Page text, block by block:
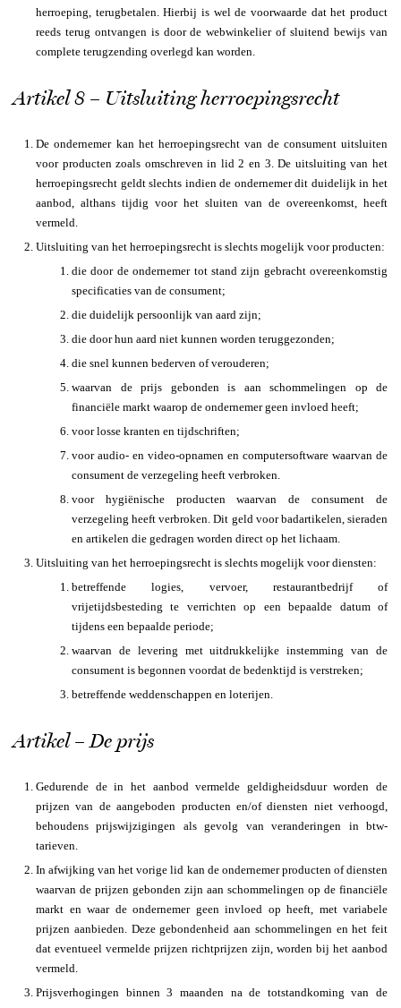
herroeping, terugbetalen. Hierbij is wel de voorwaarde dat het product
reeds terug ontvangen is door de webwinkelier of sluitend bewijs van
complete terugzending overlegd kan worden.
Artikel 8 – Uitsluiting herroepingsrecht
De ondernemer kan het herroepingsrecht van de consument uitsluiten
voor producten zoals omschreven in lid 2 en 3. De uitsluiting van het
herroepingsrecht geldt slechts indien de ondernemer dit duidelijk in het
aanbod, althans tijdig voor het sluiten van de overeenkomst, heeft
vermeld.
Uitsluiting van het herroepingsrecht is slechts mogelijk voor producten:
die door de ondernemer tot stand zijn gebracht overeenkomstig
specificaties van de consument;
die duidelijk persoonlijk van aard zijn;
die door hun aard niet kunnen worden teruggezonden;
die snel kunnen bederven of verouderen;
waarvan de prijs gebonden is aan schommelingen op de
financiële markt waarop de ondernemer geen invloed heeft;
voor losse kranten en tijdschriften;
voor audio- en video-opnamen en computersoftware waarvan de
consument de verzegeling heeft verbroken.
voor hygiënische producten waarvan de consument de
verzegeling heeft verbroken. Dit geld voor badartikelen, sieraden
en artikelen die gedragen worden direct op het lichaam.
Uitsluiting van het herroepingsrecht is slechts mogelijk voor diensten:
betreffende logies, vervoer, restaurantbedrijf of
vrijetijdsbesteding te verrichten op een bepaalde datum of
tijdens een bepaalde periode;
waarvan de levering met uitdrukkelijke instemming van de
consument is begonnen voordat de bedenktijd is verstreken;
betreffende weddenschappen en loterijen.
Artikel – De prijs
Gedurende de in het aanbod vermelde geldigheidsduur worden de
prijzen van de aangeboden producten en/of diensten niet verhoogd,
behoudens prijswijzigingen als gevolg van veranderingen in btw-
tarieven.
In afwijking van het vorige lid kan de ondernemer producten of diensten
waarvan de prijzen gebonden zijn aan schommelingen op de financiële
markt en waar de ondernemer geen invloed op heeft, met variabele
prijzen aanbieden. Deze gebondenheid aan schommelingen en het feit
dat eventueel vermelde prijzen richtprijzen zijn, worden bij het aanbod
vermeld.
Prijsverhogingen binnen 3 maanden na de totstandkoming van de